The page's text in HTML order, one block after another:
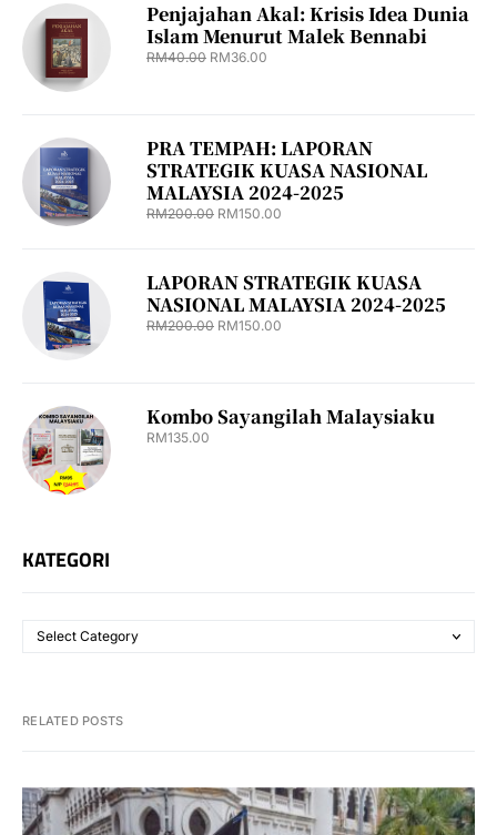
Penjajahan Akal: Krisis Idea Dunia
Islam Menurut Malek Bennabi
RM40.00 RM36.00
PRA TEMPAH: LAPORAN
STRATEGIK KUASA NASIONAL
MALAYSIA 2024-2025
RM200.00 RM150.00
LAPORAN STRATEGIK KUASA
NASIONAL MALAYSIA 2024-2025
RM200.00 RM150.00
Kombo Sayangilah Malaysiaku
RM135.00
KATEGORI
RELATED POSTS